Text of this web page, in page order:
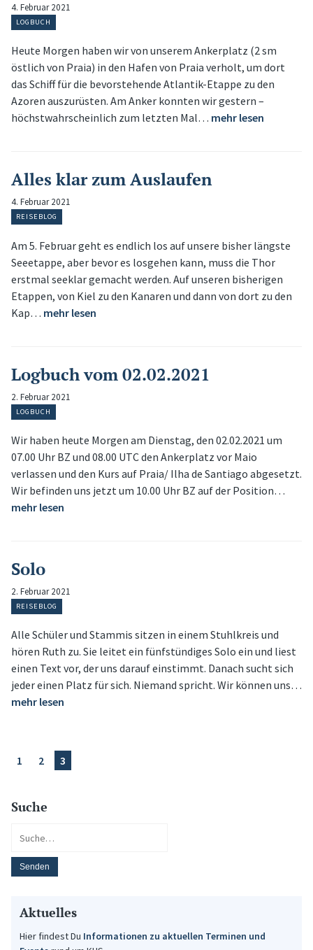
4. Februar 2021
LOGBUCH
Heute Morgen haben wir von unserem Ankerplatz (2 sm
östlich von Praia) in den Hafen von Praia verholt, um dort
das Schiff für die bevorstehende Atlantik-Etappe zu den
Azoren auszurüsten. Am Anker konnten wir gestern –
höchstwahrscheinlich zum letzten Mal… mehr lesen
Alles klar zum Auslaufen
4. Februar 2021
REISEBLOG
Am 5. Februar geht es endlich los auf unsere bisher längste
Seeetappe, aber bevor es losgehen kann, muss die Thor
erstmal seeklar gemacht werden. Auf unseren bisherigen
Etappen, von Kiel zu den Kanaren und dann von dort zu den
Kap… mehr lesen
Logbuch vom 02.02.2021
2. Februar 2021
LOGBUCH
Wir haben heute Morgen am Dienstag, den 02.02.2021 um
07.00 Uhr BZ und 08.00 UTC den Ankerplatz vor Maio
verlassen und den Kurs auf Praia/ Ilha de Santiago abgesetzt.
Wir befinden uns jetzt um 10.00 Uhr BZ auf der Position…
mehr lesen
Solo
2. Februar 2021
REISEBLOG
Alle Schüler und Stammis sitzen in einem Stuhlkreis und
hören Ruth zu. Sie leitet ein fünfstündiges Solo ein und liest
einen Text vor, der uns darauf einstimmt. Danach sucht sich
jeder einen Platz für sich. Niemand spricht. Wir können uns…
mehr lesen
1 2 3
Suche
Aktuelles
Hier findest Du Informationen zu aktuellen Terminen und